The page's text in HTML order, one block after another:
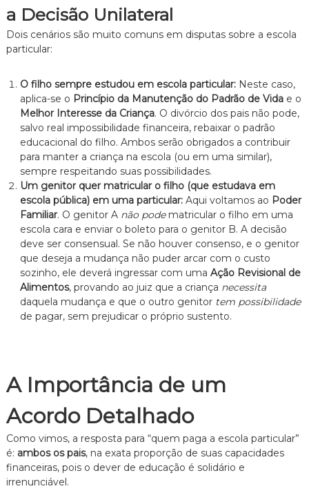
a Decisão Unilateral
Dois cenários são muito comuns em disputas sobre a escola
particular:
O filho sempre estudou em escola particular:Neste caso,
aplica-se o Princípio da Manutenção do Padrão de Vidae o
Melhor Interesse da Criança. O divórcio dos pais não pode,
salvo real impossibilidade financeira, rebaixar o padrão
educacional do filho. Ambos serão obrigados a contribuir
para manter a criança na escola (ou em uma similar),
sempre respeitando suas possibilidades.
Um genitor quer matricular o filho (que estudava em
escola pública) em uma particular:Aqui voltamos ao Poder
Familiar. O genitor A não podematricular o filho em uma
escola cara e enviar o boleto para o genitor B. A decisão
deve ser consensual. Se não houver consenso, e o genitor
que deseja a mudança não puder arcar com o custo
sozinho, ele deverá ingressar com uma Ação Revisional de
Alimentos, provando ao juiz que a criança necessita
daquela mudança e que o outro genitor tem possibilidade
de pagar, sem prejudicar o próprio sustento.
A Importância de um
Acordo Detalhado
Como vimos, a resposta para “quem paga a escola particular”
é: ambos os pais, na exata proporção de suas capacidades
financeiras, pois o dever de educação é solidário e
irrenunciável.